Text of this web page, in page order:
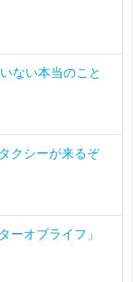
ない本当のこと
クシーが来るぞ
ーオブライフ」